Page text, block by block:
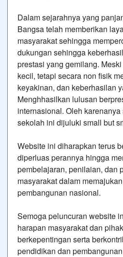
Dalam sejarahnya yang
Bangsa telah memberikan
masyarakat sehingga
dukungan sehingga
prestasi yang gemilang.
kecil, tetapi secara non fisik
keyakinan, dan keberhasilan
Menghhasilkan lulusan
internasional. Oleh
sekolah ini dijuluki small but
Website ini diharapkan terus
diperluas perannya hingga
pembelajaran, penilaian, dan
masyarakat dalam
pembangunan nasional.
Semoga peluncuran website
harapan masyarakat dan
berkepentingan serta
pendidikan dan